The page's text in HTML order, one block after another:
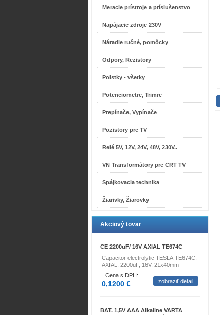
Meracie prístroje a príslušenstvo
Napájacie zdroje 230V
Náradie ručné, pomôcky
Odpory, Rezistory
Poistky - všetky
Potenciometre, Trimre
Prepínače, Vypínače
Pozistory pre TV
Relé 5V, 12V, 24V, 48V, 230V..
VN Transformátory pre CRT TV
Spájkovacia technika
Žiarivky, Žiarovky
Akciový tovar
CE 2200uF/ 16V AXIAL TE674C
Capacitor electrolytic TESLA TE674C,
AXIAL, 2200uF, 16V, 21x40mm
Cena s DPH:
0,1200 € zobraziť detail
BAT. 1,5V AAA Alkaline VARTA